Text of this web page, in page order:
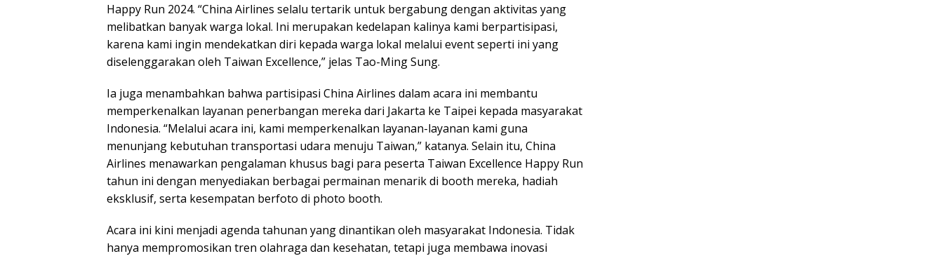
Happy Run 2024. “China Airlines selalu tertarik untuk bergabung dengan aktivitas yang
melibatkan banyak warga lokal. Ini merupakan kedelapan kalinya kami berpartisipasi,
karena kami ingin mendekatkan diri kepada warga lokal melalui event seperti ini yang
diselenggarakan oleh Taiwan Excellence,” jelas Tao-Ming Sung.
Ia juga menambahkan bahwa partisipasi China Airlines dalam acara ini membantu
memperkenalkan layanan penerbangan mereka dari Jakarta ke Taipei kepada masyarakat
Indonesia. “Melalui acara ini, kami memperkenalkan layanan-layanan kami guna
menunjang kebutuhan transportasi udara menuju Taiwan,” katanya. Selain itu, China
Airlines menawarkan pengalaman khusus bagi para peserta Taiwan Excellence Happy Run
tahun ini dengan menyediakan berbagai permainan menarik di booth mereka, hadiah
eksklusif, serta kesempatan berfoto di photo booth.
Acara ini kini menjadi agenda tahunan yang dinantikan oleh masyarakat Indonesia. Tidak
hanya mempromosikan tren olahraga dan kesehatan, tetapi juga membawa inovasi